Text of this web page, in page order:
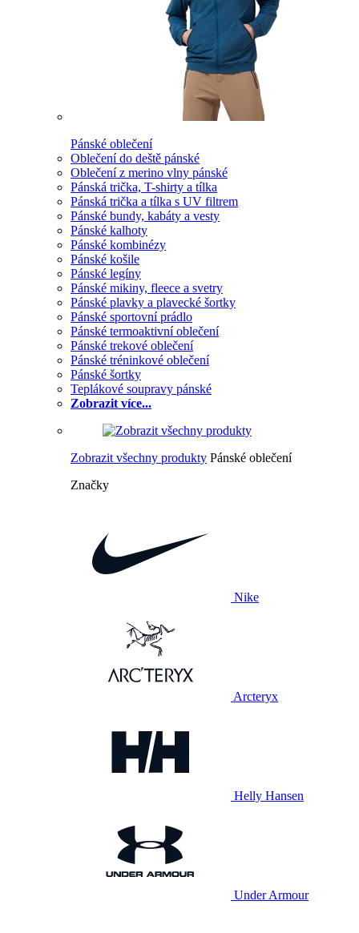
Pánské oblečení
Oblečení do deště pánské
Oblečení z merino vlny pánské
Pánská trička, T-shirty a tílka
Pánská trička a tílka s UV filtrem
Pánské bundy, kabáty a vesty
Pánské kalhoty
Pánské kombinézy
Pánské košile
Pánské legíny
Pánské mikiny, fleece a svetry
Pánské plavky a plavecké šortky
Pánské sportovní prádlo
Pánské termoaktivní oblečení
Pánské trekové oblečení
Pánské tréninkové oblečení
Pánské šortky
Teplákové soupravy pánské
Zobrazit více...
Zobrazit všechny produkty Pánské oblečení
Značky
Nike
Arcteryx
Helly Hansen
Under Armour